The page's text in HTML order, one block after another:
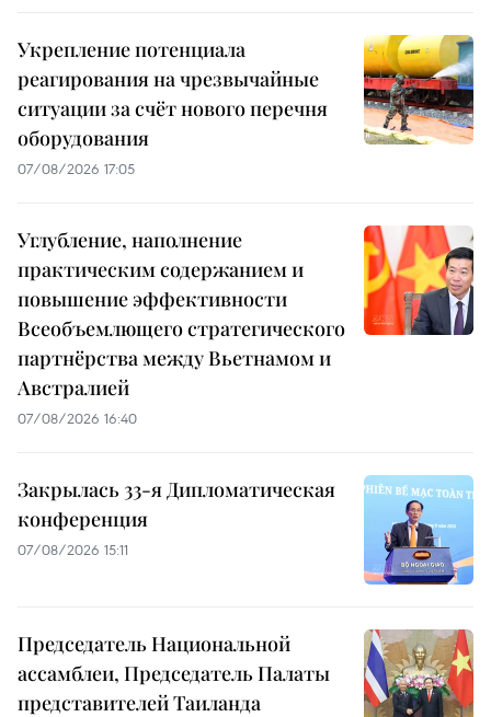
Укрепление потенциала
реагирования на чрезвычайные
ситуации за счёт нового перечня
оборудования
07/08/2026 17:05
Углубление, наполнение
практическим содержанием и
повышение эффективности
Всеобъемлющего стратегического
партнёрства между Вьетнамом и
Австралией
07/08/2026 16:40
Закрылась 33-я Дипломатическая
конференция
07/08/2026 15:11
Председатель Национальной
ассамблеи, Председатель Палаты
представителей Таиланда